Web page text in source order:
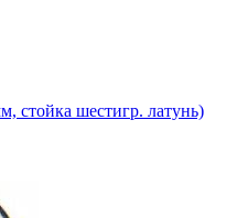
стойка шестигр. латунь)